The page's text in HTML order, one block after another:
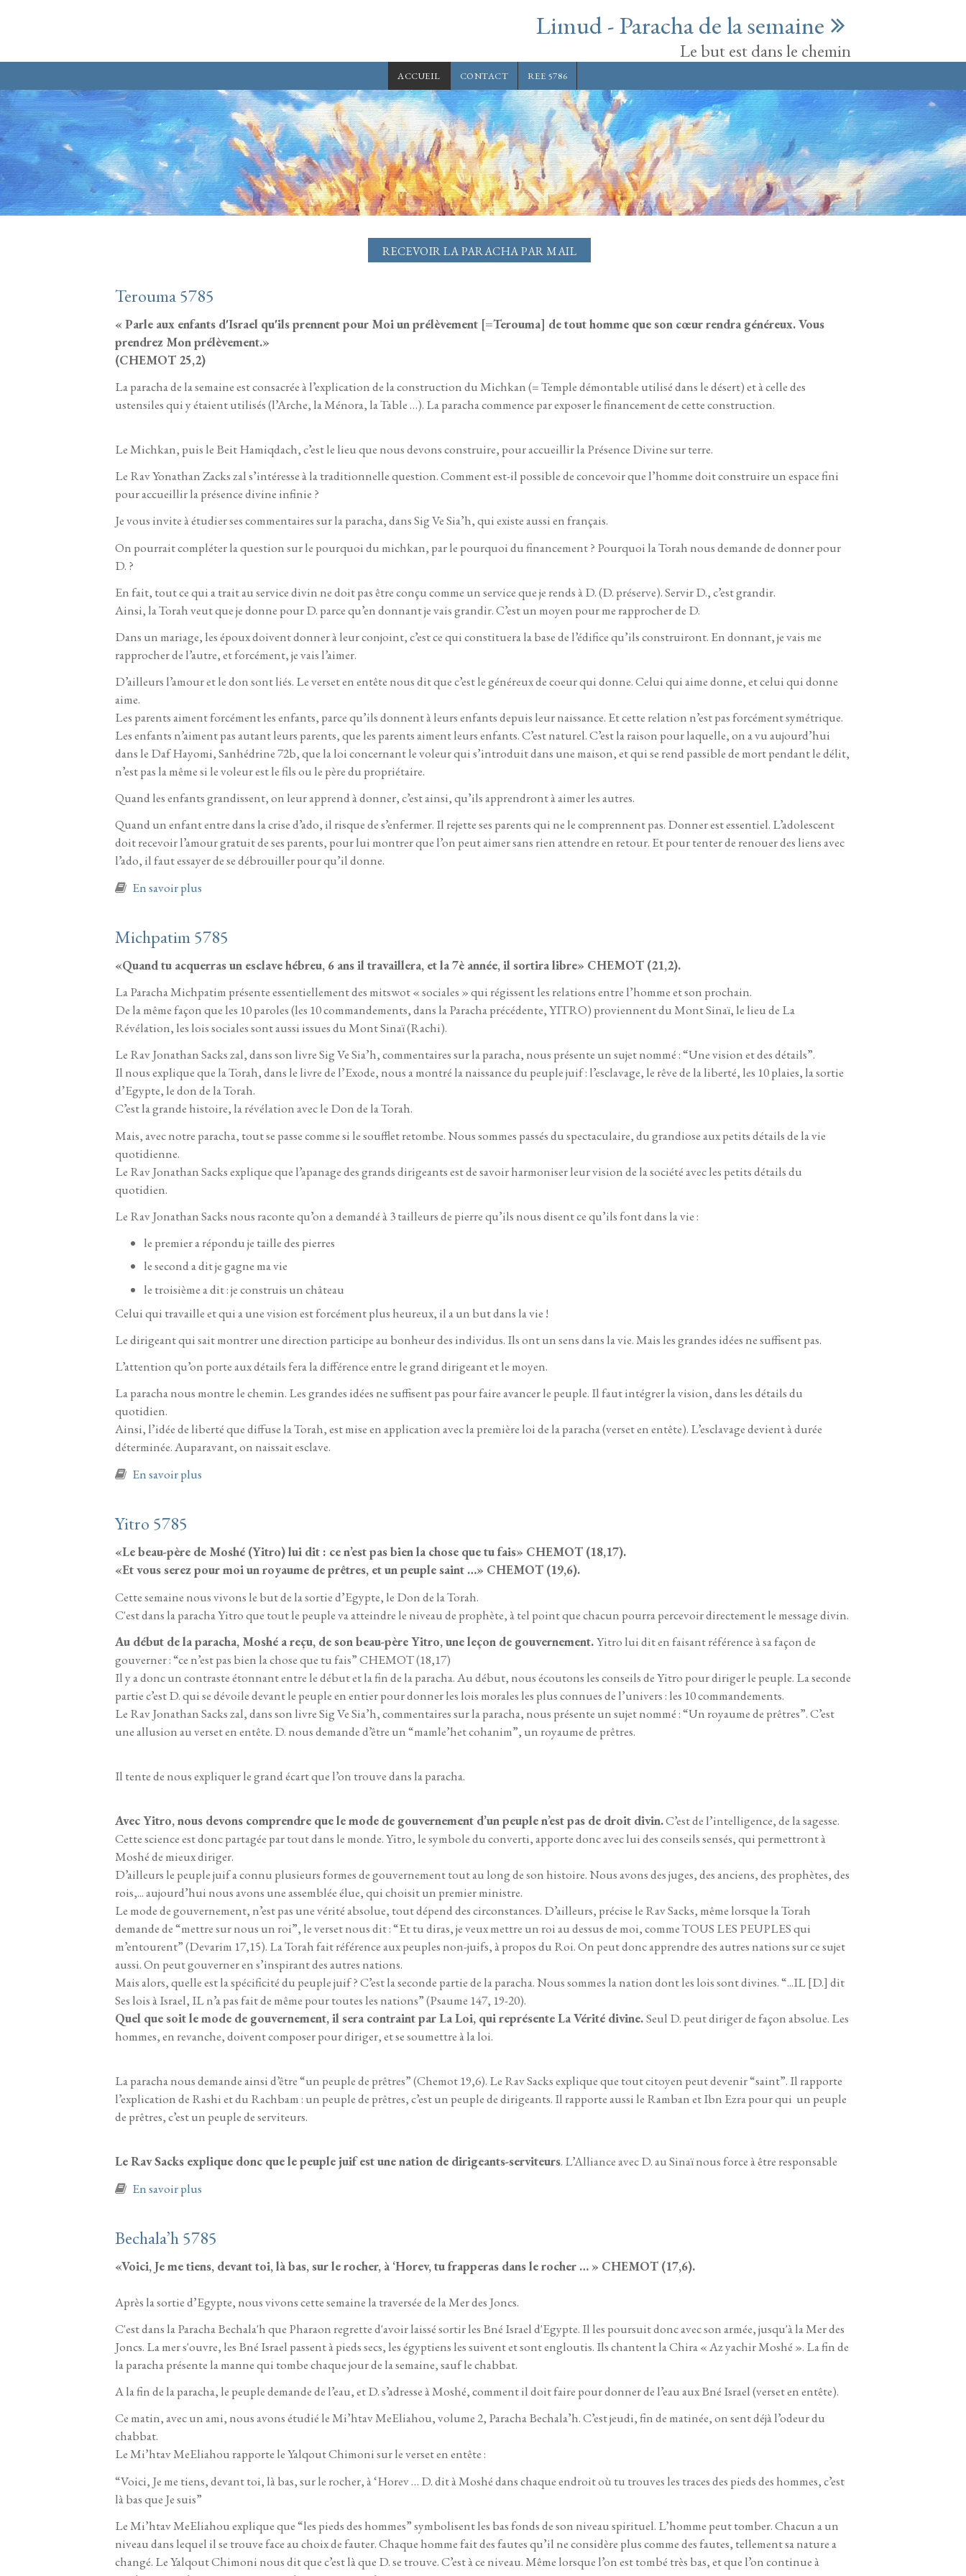
Limud - Paracha de la semaine
Le but est dans le chemin
ACCUEIL CONTACT REE 5786
RECEVOIR LA PARACHA PAR MAIL
Terouma 5785
« Parle aux enfants d'Israel qu'ils prennent pour Moi un prélèvement [=Terouma] de tout homme que son cœur rendra généreux. Vous
prendrez Mon prélèvement.»
(CHEMOT 25,2)
La paracha de la semaine est consacrée à l’explication de la construction du Michkan (= Temple démontable utilisé dans le désert) et à celle des
ustensiles qui y étaient utilisés (l’Arche, la Ménora, la Table …). La paracha commence par exposer le financement de cette construction.
Le Michkan, puis le Beit Hamiqdach, c’est le lieu que nous devons construire, pour accueillir la Présence Divine sur terre.
Le Rav Yonathan Zacks zal s’intéresse à la traditionnelle question. Comment est-il possible de concevoir que l’homme doit construire un espace fini
pour accueillir la présence divine infinie ?
Je vous invite à étudier ses commentaires sur la paracha, dans Sig Ve Sia’h, qui existe aussi en français.
On pourrait compléter la question sur le pourquoi du michkan, par le pourquoi du financement ? Pourquoi la Torah nous demande de donner pour
D. ?
En fait, tout ce qui a trait au service divin ne doit pas être conçu comme un service que je rends à D. (D. préserve). Servir D., c’est grandir.
Ainsi, la Torah veut que je donne pour D. parce qu’en donnant je vais grandir. C’est un moyen pour me rapprocher de D.
Dans un mariage, les époux doivent donner à leur conjoint, c’est ce qui constituera la base de l’édifice qu’ils construiront. En donnant, je vais me
rapprocher de l’autre, et forcément, je vais l’aimer.
D’ailleurs l’amour et le don sont liés. Le verset en entête nous dit que c’est le généreux de coeur qui donne. Celui qui aime donne, et celui qui donne
aime.
Les parents aiment forcément les enfants, parce qu’ils donnent à leurs enfants depuis leur naissance. Et cette relation n’est pas forcément symétrique.
Les enfants n’aiment pas autant leurs parents, que les parents aiment leurs enfants. C’est naturel. C’est la raison pour laquelle, on a vu aujourd’hui
dans le Daf Hayomi, Sanhédrine 72b, que la loi concernant le voleur qui s’introduit dans une maison, et qui se rend passible de mort pendant le délit,
n’est pas la même si le voleur est le fils ou le père du propriétaire.
Quand les enfants grandissent, on leur apprend à donner, c’est ainsi, qu’ils apprendront à aimer les autres.
Quand un enfant entre dans la crise d’ado, il risque de s’enfermer. Il rejette ses parents qui ne le comprennent pas. Donner est essentiel. L’adolescent
doit recevoir l’amour gratuit de ses parents, pour lui montrer que l’on peut aimer sans rien attendre en retour. Et pour tenter de renouer des liens avec
l’ado, il faut essayer de se débrouiller pour qu’il donne.
En savoir plus
Michpatim 5785
«Quand tu acquerras un esclave hébreu, 6 ans il travaillera, et la 7è année, il sortira libre» CHEMOT (21,2).
La Paracha Michpatim présente essentiellement des mitswot « sociales » qui régissent les relations entre l’homme et son prochain.
De la même façon que les 10 paroles (les 10 commandements, dans la Paracha précédente, YITRO) proviennent du Mont Sinaï, le lieu de La
Révélation, les lois sociales sont aussi issues du Mont Sinaï (Rachi).
Le Rav Jonathan Sacks zal, dans son livre Sig Ve Sia’h, commentaires sur la paracha, nous présente un sujet nommé : “Une vision et des détails”.
Il nous explique que la Torah, dans le livre de l’Exode, nous a montré la naissance du peuple juif : l’esclavage, le rêve de la liberté, les 10 plaies, la sortie
d’Egypte, le don de la Torah.
C’est la grande histoire, la révélation avec le Don de la Torah.
Mais, avec notre paracha, tout se passe comme si le soufflet retombe. Nous sommes passés du spectaculaire, du grandiose aux petits détails de la vie
quotidienne.
Le Rav Jonathan Sacks explique que l’apanage des grands dirigeants est de savoir harmoniser leur vision de la société avec les petits détails du
quotidien.
Le Rav Jonathan Sacks nous raconte qu’on a demandé à 3 tailleurs de pierre qu’ils nous disent ce qu’ils font dans la vie :
le premier a répondu je taille des pierres
le second a dit je gagne ma vie
le troisième a dit : je construis un château
Celui qui travaille et qui a une vision est forcément plus heureux, il a un but dans la vie !
Le dirigeant qui sait montrer une direction participe au bonheur des individus. Ils ont un sens dans la vie. Mais les grandes idées ne suffisent pas.
L’attention qu’on porte aux détails fera la différence entre le grand dirigeant et le moyen.
La paracha nous montre le chemin. Les grandes idées ne suffisent pas pour faire avancer le peuple. Il faut intégrer la vision, dans les détails du
quotidien.
Ainsi, l’idée de liberté que diffuse la Torah, est mise en application avec la première loi de la paracha (verset en entête). L’esclavage devient à durée
déterminée. Auparavant, on naissait esclave.
En savoir plus
Yitro 5785
«Le beau-père de Moshé (Yitro) lui dit : ce n’est pas bien la chose que tu fais» CHEMOT (18,17).
«Et vous serez pour moi un royaume de prêtres, et un peuple saint …» CHEMOT (19,6).
Cette semaine nous vivons le but de la sortie d’Egypte, le Don de la Torah.
C'est dans la paracha Yitro que tout le peuple va atteindre le niveau de prophète, à tel point que chacun pourra percevoir directement le message divin.
Au début de la paracha, Moshé a reçu, de son beau-père Yitro, une leçon de gouvernement.Yitro lui dit en faisant référence à sa façon de
gouverner : “ce n’est pas bien la chose que tu fais” CHEMOT (18,17)
Il y a donc un contraste étonnant entre le début et la fin de la paracha. Au début, nous écoutons les conseils de Yitro pour diriger le peuple. La seconde
partie c’est D. qui se dévoile devant le peuple en entier pour donner les lois morales les plus connues de l’univers : les 10 commandements.
Le Rav Jonathan Sacks zal, dans son livre Sig Ve Sia’h, commentaires sur la paracha, nous présente un sujet nommé : “Un royaume de prêtres”. C’est
une allusion au verset en entête. D. nous demande d’être un “mamle’het cohanim”, un royaume de prêtres.
Il tente de nous expliquer le grand écart que l’on trouve dans la paracha.
Avec Yitro, nous devons comprendre que le mode de gouvernement d’un peuple n’est pas de droit divin.C’est de l’intelligence, de la sagesse.
Cette science est donc partagée par tout dans le monde. Yitro, le symbole du converti, apporte donc avec lui des conseils sensés, qui permettront à
Moshé de mieux diriger.
D’ailleurs le peuple juif a connu plusieurs formes de gouvernement tout au long de son histoire. Nous avons des juges, des anciens, des prophètes, des
rois,... aujourd’hui nous avons une assemblée élue, qui choisit un premier ministre.
Le mode de gouvernement, n’est pas une vérité absolue, tout dépend des circonstances. D’ailleurs, précise le Rav Sacks, même lorsque la Torah
demande de “mettre sur nous un roi”, le verset nous dit : “Et tu diras, je veux mettre un roi au dessus de moi, comme TOUS LES PEUPLES qui
m’entourent” (Devarim 17,15). La Torah fait référence aux peuples non-juifs, à propos du Roi. On peut donc apprendre des autres nations sur ce sujet
aussi. On peut gouverner en s’inspirant des autres nations.
Mais alors, quelle est la spécificité du peuple juif ? C’est la seconde partie de la paracha. Nous sommes la nation dont les lois sont divines. “...IL [D.] dit
Ses lois à Israel, IL n’a pas fait de même pour toutes les nations” (Psaume 147, 19-20).
Quel que soit le mode de gouvernement, il sera contraint par La Loi, qui représente La Vérité divine.Seul D. peut diriger de façon absolue. Les
hommes, en revanche, doivent composer pour diriger, et se soumettre à la loi.
La paracha nous demande ainsi d’être “un peuple de prêtres” (Chemot 19,6). Le Rav Sacks explique que tout citoyen peut devenir “saint”. Il rapporte
l’explication de Rashi et du Rachbam : un peuple de prêtres, c’est un peuple de dirigeants. Il rapporte aussi le Ramban et Ibn Ezra pour qui un peuple
de prêtres, c’est un peuple de serviteurs.
Le Rav Sacks explique donc que le peuple juif est une nation de dirigeants-serviteurs. L’Alliance avec D. au Sinaï nous force à être responsable
En savoir plus
Bechala’h 5785
«Voici, Je me tiens, devant toi, là bas, sur le rocher, à ‘Horev, tu frapperas dans le rocher … » CHEMOT (17,6).
Après la sortie d’Egypte, nous vivons cette semaine la traversée de la Mer des Joncs.
C'est dans la Paracha Bechala'h que Pharaon regrette d'avoir laissé sortir les Bné Israel d'Egypte. Il les poursuit donc avec son armée, jusqu'à la Mer des
Joncs. La mer s'ouvre, les Bné Israel passent à pieds secs, les égyptiens les suivent et sont engloutis. Ils chantent la Chira « Az yachir Moshé ». La fin de
la paracha présente la manne qui tombe chaque jour de la semaine, sauf le chabbat.
A la fin de la paracha, le peuple demande de l’eau, et D. s’adresse à Moshé, comment il doit faire pour donner de l’eau aux Bné Israel (verset en entête).
Ce matin, avec un ami, nous avons étudié le Mi’htav MeEliahou, volume 2, Paracha Bechala’h. C’est jeudi, fin de matinée, on sent déjà l’odeur du
chabbat.
Le Mi’htav MeEliahou rapporte le Yalqout Chimoni sur le verset en entête :
“Voici, Je me tiens, devant toi, là bas, sur le rocher, à ‘Horev … D. dit à Moshé dans chaque endroit où tu trouves les traces des pieds des hommes, c’est
là bas que Je suis”
Le Mi’htav MeEliahou explique que “les pieds des hommes” symbolisent les bas fonds de son niveau spirituel. L’homme peut tomber. Chacun a un
niveau dans lequel il se trouve face au choix de fauter. Chaque homme fait des fautes qu’il ne considère plus comme des fautes, tellement sa nature a
changé. Le Yalqout Chimoni nous dit que c’est là que D. se trouve. C’est à ce niveau. Même lorsque l’on est tombé très bas, et que l’on continue à